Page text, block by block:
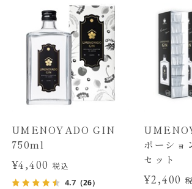
UMENOYADO GIN
750ml
¥4,400税込
4.7（26）
ポーショ
セット
¥2,400